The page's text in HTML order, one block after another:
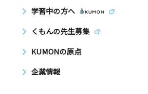
学習中の方へ
くもんの先生募集
KUMONの原点
企業情報